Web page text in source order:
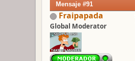
Mensaje #91
Fraipapada
Global Moderator